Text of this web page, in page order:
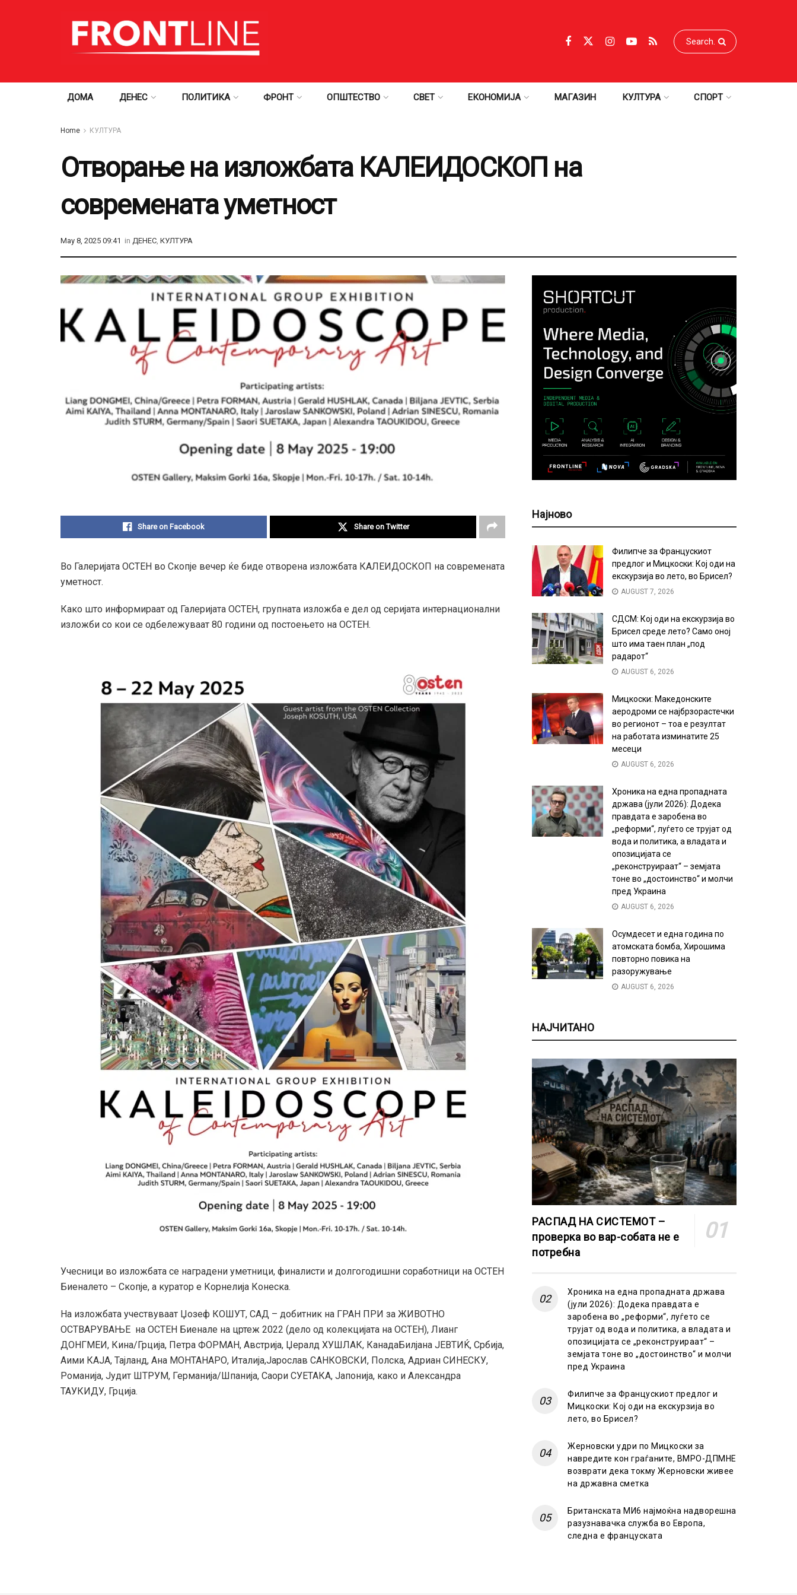
ДОМА ДЕНЕС ПОЛИТИКА ФРОНТ ОПШТЕСТВО СВЕТ ЕКОНОМИЈА МАГАЗИН КУЛТУРА СПОРТ
Home КУЛТУРА
Отворање на изложбата КАЛЕИДОСКОП на
современата уметност
May 8, 2025 09:41 in ДЕНЕС, КУЛТУРА
Share on Facebook Share on Twitter
Во Галеријата ОСТЕН во Скопје вечер ќе биде отворена изложбата КАЛЕИДОСКОП на современата
уметност.
Како што информираат од Галеријата ОСТЕН, групната изложба е дел од серијата интернационални
изложби со кои се одбележуваат 80 години од постоењето на ОСТЕН.
Учесници во изложбата се наградени уметници, финалисти и долгогодишни соработници на ОСТЕН
Биеналето – Скопје, а куратор е Корнелија Конеска.
На изложбата учествуваат Џозеф КОШУТ, САД – добитник на ГРАН ПРИ за ЖИВОТНО
ОСТВАРУВАЊЕ на ОСТЕН Биенале на цртеж 2022 (дело од колекцијата на ОСТЕН), Лианг
ДОНГМЕИ, Кина/Грција, Петра ФОРМАН, Австрија, Џералд ХУШЛАК, КанадаБилјана ЈЕВТИЌ, Србија,
Аими КАЈА, Тајланд, Ана МОНТАНАРО, Италија,Јарослав САНКОВСКИ, Полска, Адриан СИНЕСКУ,
Романија, Јудит ШТРУМ, Германија/Шпанија, Саори СУЕТАКА, Јапонија, како и Александра
ТАУКИДУ, Грција.
Најново
Филипче за Францускиот
предлог и Мицкоски: Кој оди на
екскурзија во лето, во Брисел?
AUGUST 7, 2026
СДСМ: Кој оди на екскурзија во
Брисел среде лето? Само оној
што има таен план „под
радарот“
AUGUST 6, 2026
Мицкоски: Македонските
аеродроми се најбрзорастечки
во регионот – тоа е резултат
на работата изминатите 25
месеци
AUGUST 6, 2026
Хроника на една пропадната
држава (јули 2026): Додека
правдата е заробена во
„реформи“, луѓето се трујат од
вода и политика, а владата и
опозицијата се
„реконструираат“ – земјата
тоне во „достоинство“ и молчи
пред Украина
AUGUST 6, 2026
Осумдесет и една година по
атомската бомба, Хирошима
повторно повика на
разоружување
AUGUST 6, 2026
НАЈЧИТАНО
РАСПАД НА СИСТЕМОТ –
проверка во вар-собата не е
потребна
Хроника на една пропадната држава
(јули 2026): Додека правдата е
заробена во „реформи“, луѓето се
трујат од вода и политика, а владата и
опозицијата се „реконструираат“ –
земјата тоне во „достоинство“ и молчи
пред Украина
Филипче за Францускиот предлог и
Мицкоски: Кој оди на екскурзија во
лето, во Брисел?
Жерновски удри по Мицкоски за
навредите кон граѓаните, ВМРО-ДПМНЕ
возврати дека токму Жерновски живее
на државна сметка
Британската МИ6 најмоќна надворешна
разузнавачка служба во Европа,
следна е француската